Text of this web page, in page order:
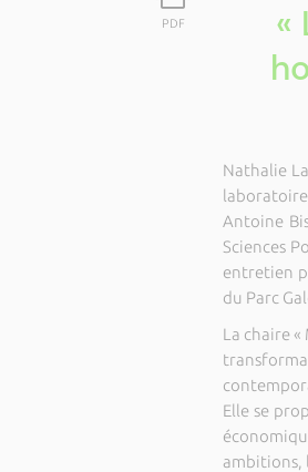
PDF
«
Nathalie
laboratoire
Antoine
Sciences
entretien
du Parc
La chaire
Elle se
ambitions,